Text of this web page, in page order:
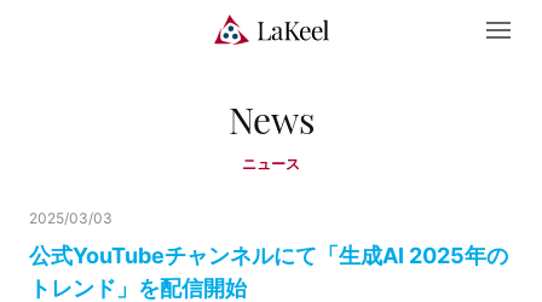
News
ニュース
公式YouTubeチャンネルにて「生成AI 2025年の
トレンド」を配信開始
2025/03/03